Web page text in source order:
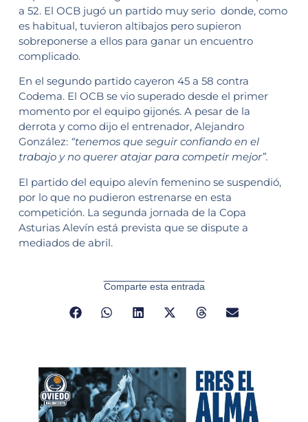
a 52. El OCB jugó un partido muy serio donde, como
es habitual, tuvieron altibajos pero supieron
sobreponerse a ellos para ganar un encuentro
complicado.
En el segundo partido cayeron 45 a 58 contra
Codema. El OCB se vio superado desde el primer
momento por el equipo gijonés. A pesar de la
derrota y como dijo el entrenador, Alejandro
González: “tenemos que seguir confiando en el
trabajo y no querer atajar para competir mejor”.
El partido del equipo alevín femenino se suspendió,
por lo que no pudieron estrenarse en esta
competición. La segunda jornada de la Copa
Asturias Alevín está prevista que se dispute a
mediados de abril.
Comparte esta entrada